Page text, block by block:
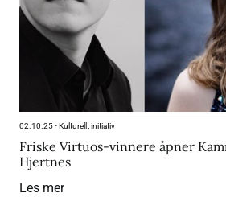
02.10.25-Kulturellt initiativ
Friske Virtuos-vinnere åpner
Hjertnes
Les mer